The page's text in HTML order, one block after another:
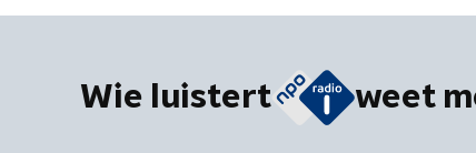
Wie luistert weet